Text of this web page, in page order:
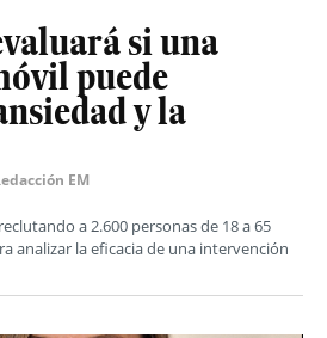
si una
puede
y la
EM
a 2.600 personas de 18 a 65
analizar la eficacia de una intervención